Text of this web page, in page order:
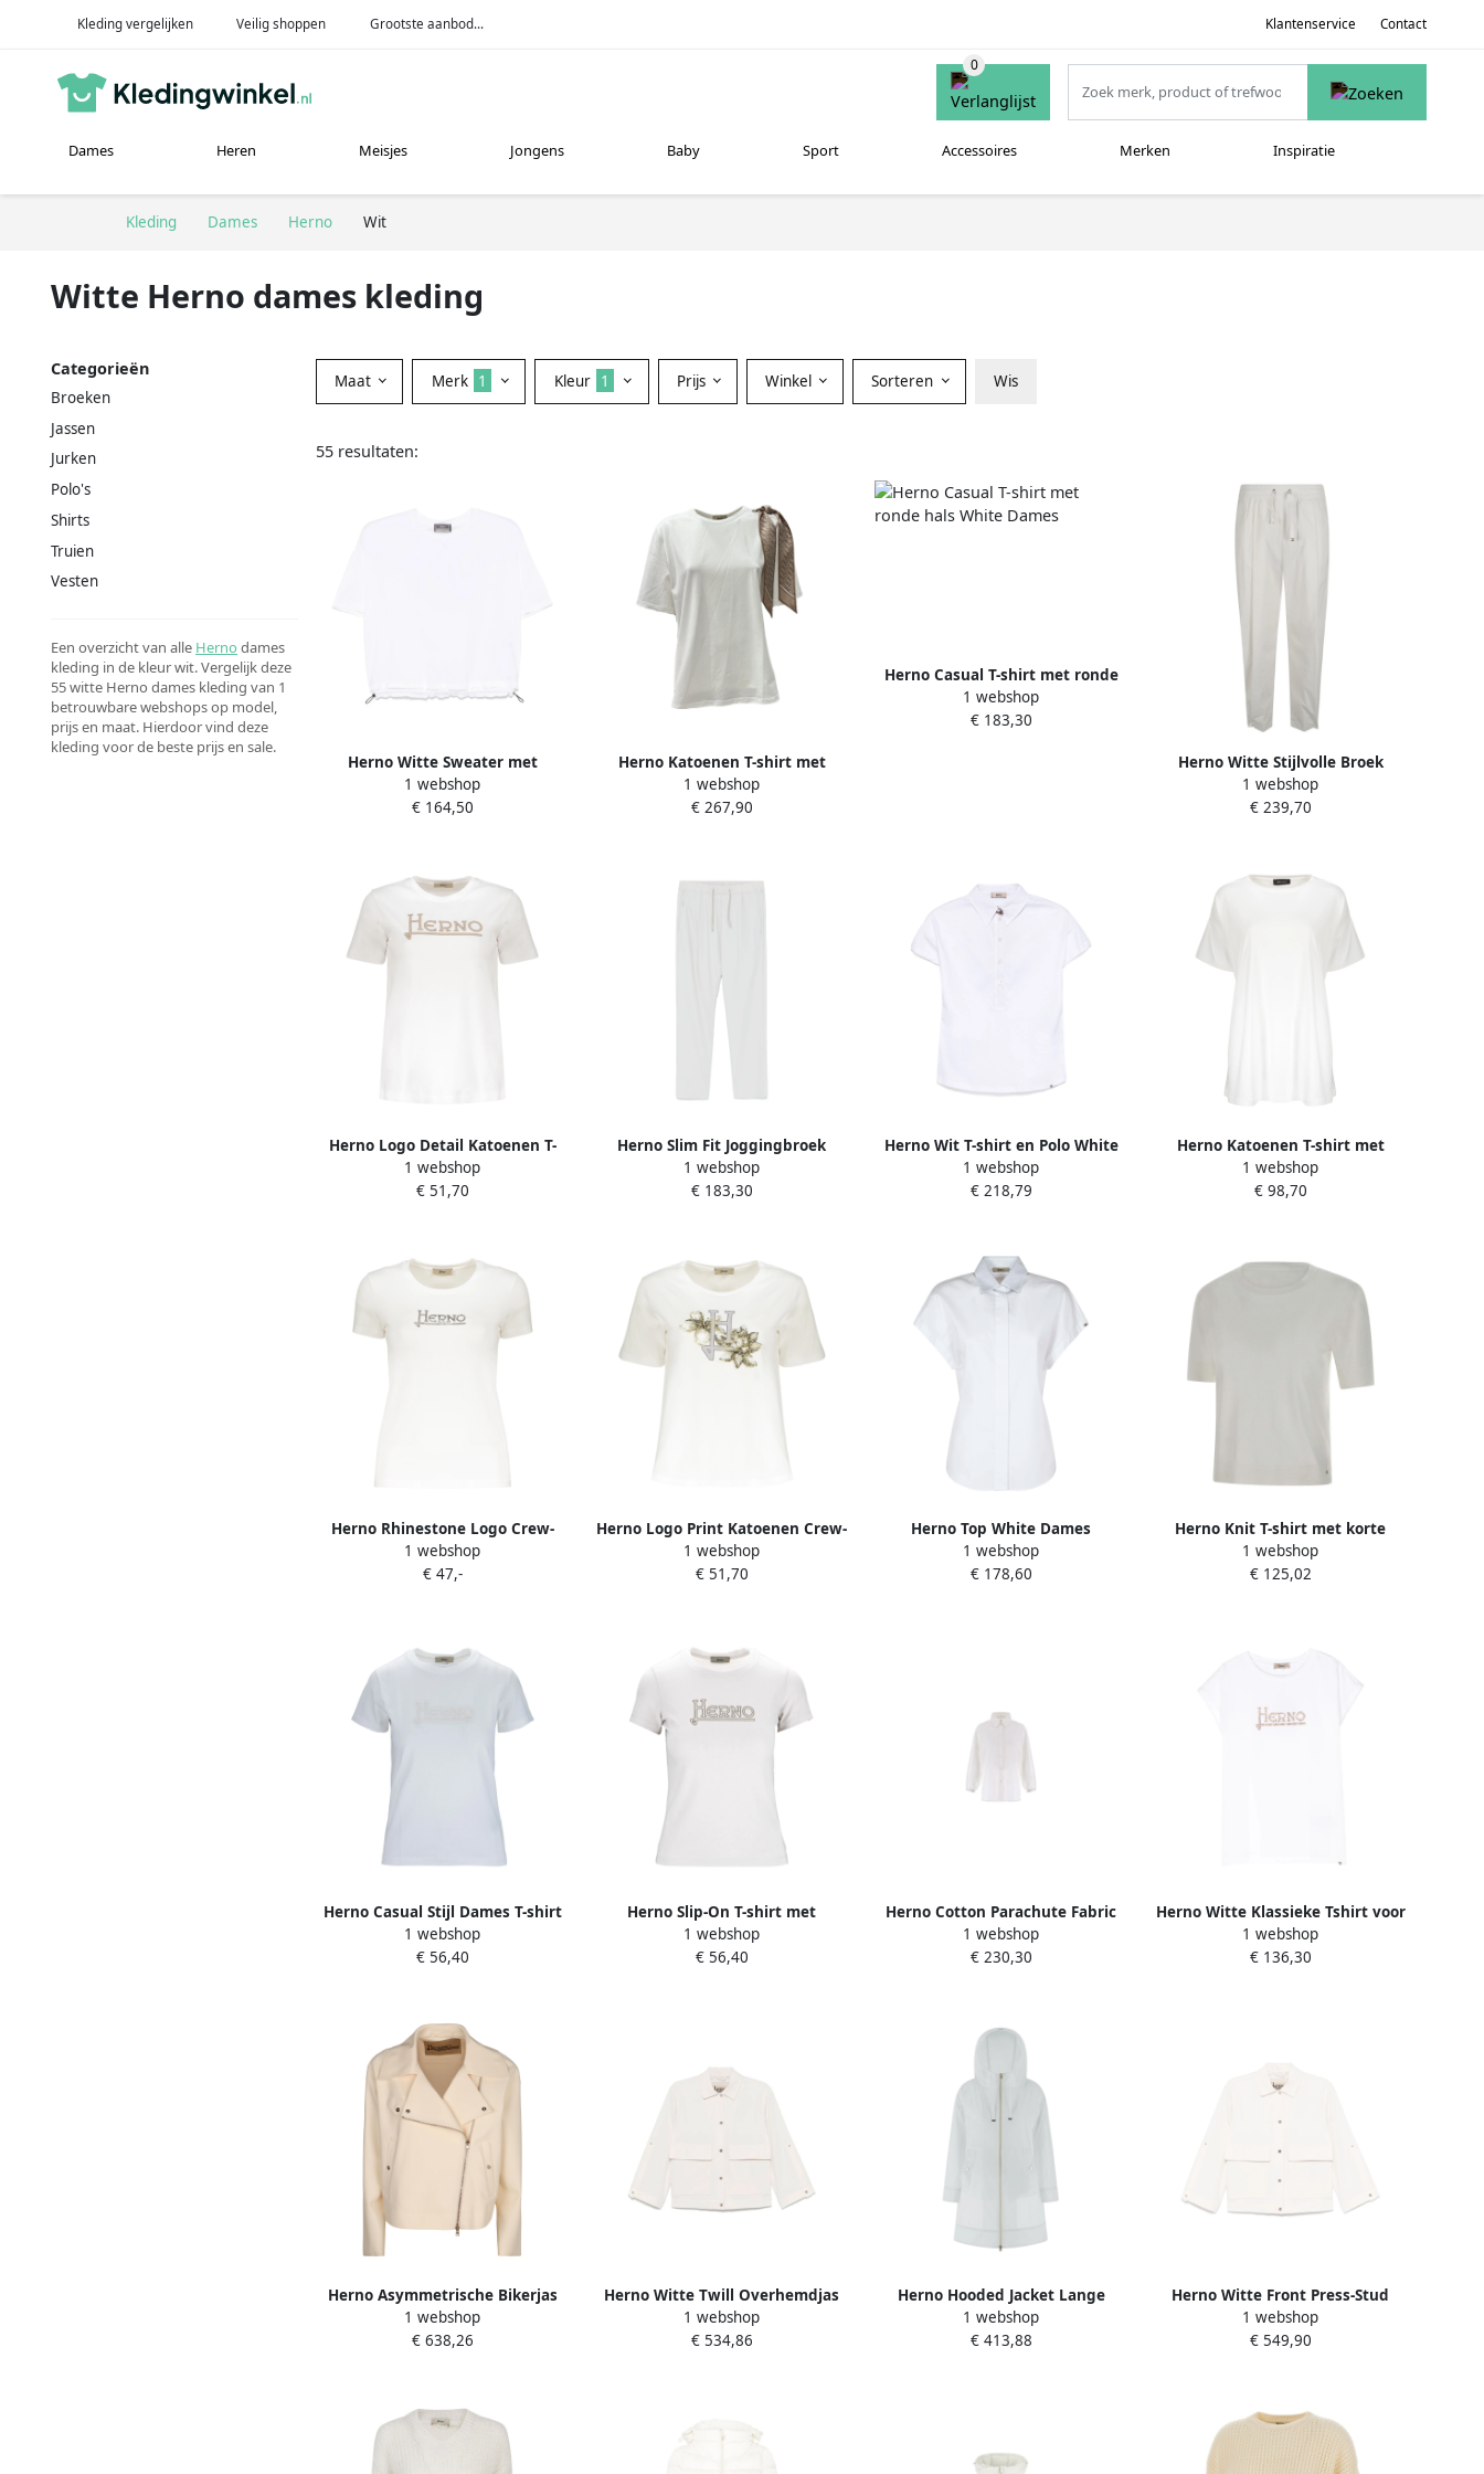
Kleding vergelijken Veilig shoppen Grootste aanbod... Klantenservice Contact
Dames Heren Meisjes Jongens Baby Sport Accessoires Merken Inspiratie
Kleding Dames Herno Wit
Witte Herno dames kleding
Categorieën
Broeken
Jassen
Jurken
Polo's
Shirts
Truien
Vesten
Een overzicht van alle Herno dames
kleding in de kleur wit. Vergelijk deze
55 witte Herno dames kleding van 1
betrouwbare webshops op model,
prijs en maat. Hierdoor vind deze
kleding voor de beste prijs en sale.
Maat Merk 1 Kleur 1 Prijs Winkel Sorteren Wis
55 resultaten:
Herno Witte Sweater met
Trekkoord Kraag White Dames
1 webshop
€ 164,50
Herno Katoenen T-shirt met
Afneembare Sjaal White Dames
1 webshop
€ 267,90
Herno Casual T-shirt met ronde
hals White Dames
1 webshop
€ 183,30
Herno Witte Stijlvolle Broek
White Dames
1 webshop
€ 239,70
Herno Logo Detail Katoenen T-
shirt White Dames
1 webshop
€ 51,70
Herno Slim Fit Joggingbroek
White Dames
1 webshop
€ 183,30
Herno Wit T-shirt en Polo White
Dames
1 webshop
€ 218,79
Herno Katoenen T-shirt met
ronde hals en trekkoord White
Dames
1 webshop
€ 98,70
Herno Rhinestone Logo Crew-
neck T-shirt White Dames
1 webshop
€ 47,-
Herno Logo Print Katoenen Crew-
neck T-shirt White Dames
1 webshop
€ 51,70
Herno Top White Dames
1 webshop
€ 178,60
Herno Knit T-shirt met korte
mouwen White Dames
1 webshop
€ 125,02
Herno Casual Stijl Dames T-shirt
White Dames
1 webshop
€ 56,40
Herno Slip-On T-shirt met
strasslogo White Dames
1 webshop
€ 56,40
Herno Cotton Parachute Fabric
Shirt White Dames
1 webshop
€ 230,30
Herno Witte Klassieke Tshirt voor
Mannen White Dames
1 webshop
€ 136,30
Herno Asymmetrische Bikerjas
White Dames
1 webshop
€ 638,26
Herno Witte Twill Overhemdjas
met Drukknoopsluiting White
Dames
1 webshop
€ 534,86
Herno Hooded Jacket Lange
Mouw Ritssluiting White Dames
1 webshop
€ 413,88
Herno Witte Front Press-Stud
Buitenkleding White Dames
1 webshop
€ 549,90